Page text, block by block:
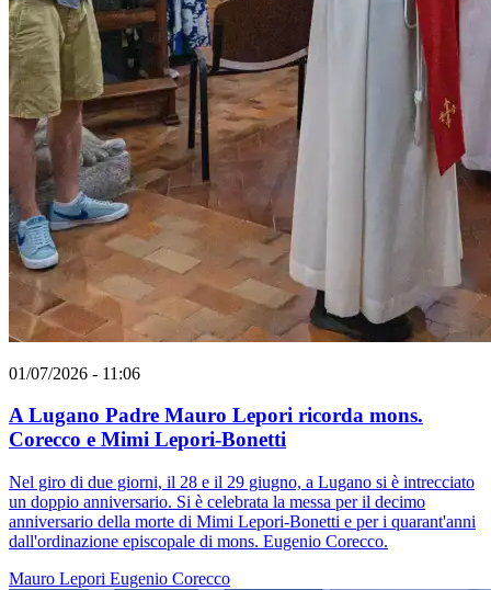
01/07/2026 - 11:06
A Lugano Padre Mauro Lepori ricorda mons.
Corecco e Mimi Lepori-Bonetti
Nel giro di due giorni, il 28 e il 29 giugno, a Lugano si è intrecciato
un doppio anniversario. Si è celebrata la messa per il decimo
anniversario della morte di Mimi Lepori-Bonetti e per i quarant'anni
dall'ordinazione episcopale di mons. Eugenio Corecco.
Mauro Lepori Eugenio Corecco